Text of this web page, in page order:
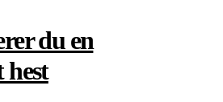
du en